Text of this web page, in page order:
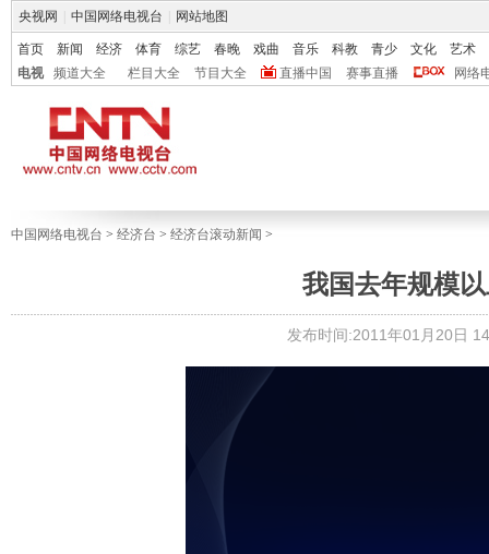
央视网 中国网络电视台 网站地图
首页 新闻 经济 体育 综艺 春晚 戏曲 音乐 科教 青少 文化
艺术
电视
频道大全 栏目大全 节目大全 直播中国 赛事直播 网络
中国网络电视台 > 经济台 > 经济台滚动新闻 >
我国去年规模
发布时间:2011年01月20日